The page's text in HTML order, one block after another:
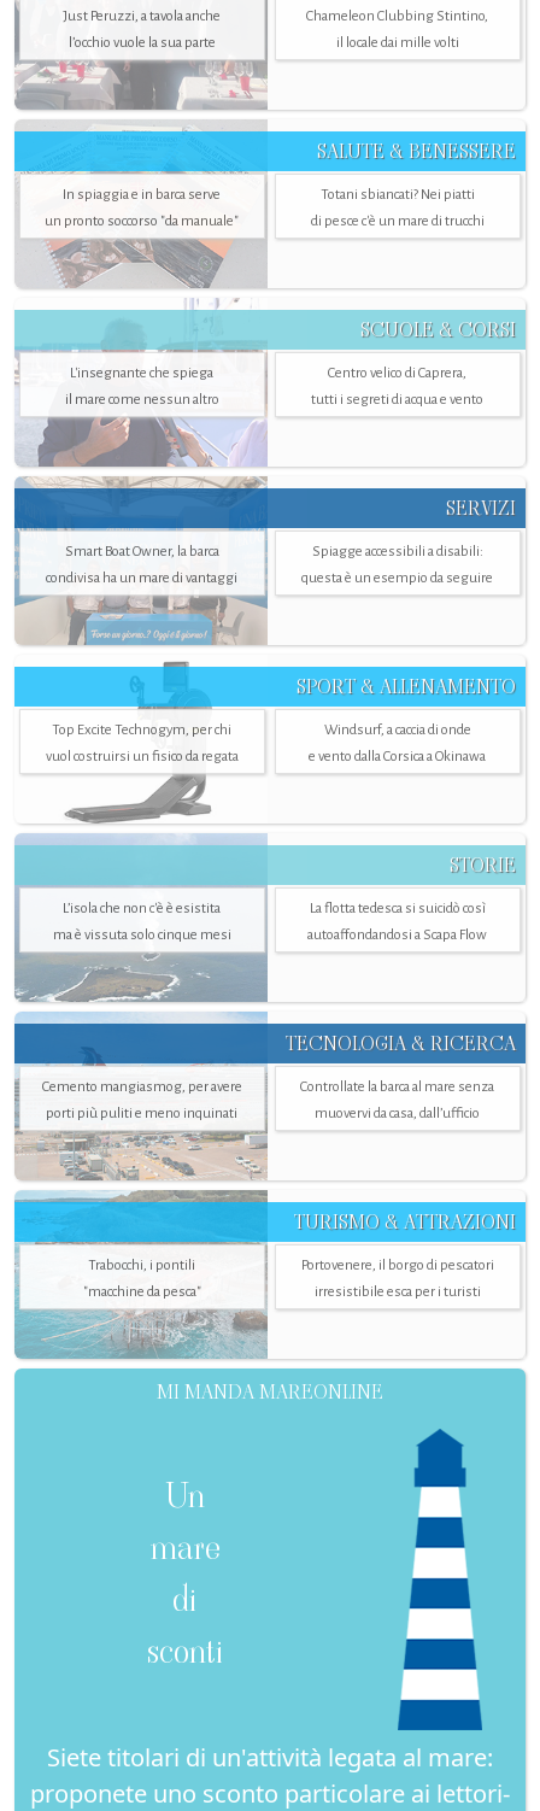
Just Peruzzi, a tavola anche
l’occhio vuole la sua parte
Chameleon Clubbing Stintino,
il locale dai mille volti
SALUTE & BENESSERE
In spiaggia e in barca serve
un pronto soccorso "da manuale"
Totani sbiancati? Nei piatti
di pesce c'è un mare di trucchi
SCUOLE & CORSI
L'insegnante che spiega
il mare come nessun altro
Centro velico di Caprera,
tutti i segreti di acqua e vento
SERVIZI
Smart Boat Owner, la barca
condivisa ha un mare di vantaggi
Spiagge accessibili a disabili:
questa è un esempio da seguire
SPORT & ALLENAMENTO
Top Excite Technogym, per chi
vuol costruirsi un fisico da regata
Windsurf, a caccia di onde
e vento dalla Corsica a Okinawa
STORIE
L’isola che non c'è è esistita
ma è vissuta solo cinque mesi
La flotta tedesca si suicidò così
autoaffondandosi a Scapa Flow
TECNOLOGIA & RICERCA
Cemento mangiasmog, per avere
porti più puliti e meno inquinati
Controllate la barca al mare senza
muovervi da casa, dall’ufficio
TURISMO & ATTRAZIONI
Trabocchi, i pontili
"macchine da pesca"
Portovenere, il borgo di pescatori
irresistibile esca per i turisti
MI MANDA MAREONLINE
Un
mare
di
sconti
Siete titolari di un'attività legata al mare:
proponete uno sconto particolare ai lettori-